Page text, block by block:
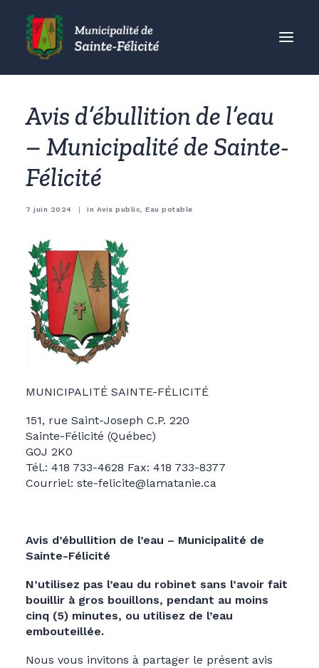
MUNICIPALITÉ
CITOYENS
ORGANISMES
VISITEURS
ACTUALITÉS
CONTACT
Avis d’ébullition de l’eau
– Municipalité de Sainte-
Félicité
7 juin 2024 | In Avis public Eau potable
MUNICIPALITÉ SAINTE-FÉLICITÉ
151, rue Saint-Joseph C.P. 220
Sainte-Félicité (Québec)
GOJ 2K0
Tél.: 418 733-4628 Fax: 418 733-8377
Courriel: ste-felicite@lamatanie.ca
Avis d’ébullition de l’eau – Municipalité de
Sainte-Félicité
N’utilisez pas l’eau du robinet sans l’avoir fait
bouillir à gros bouillons, pendant au moins
cinq (5) minutes, ou utilisez de l’eau
embouteillée.
Nous vous invitons à partager le présent avis